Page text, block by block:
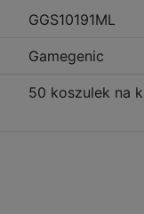
GGS10191ML
Gamegenic
50 koszulek na